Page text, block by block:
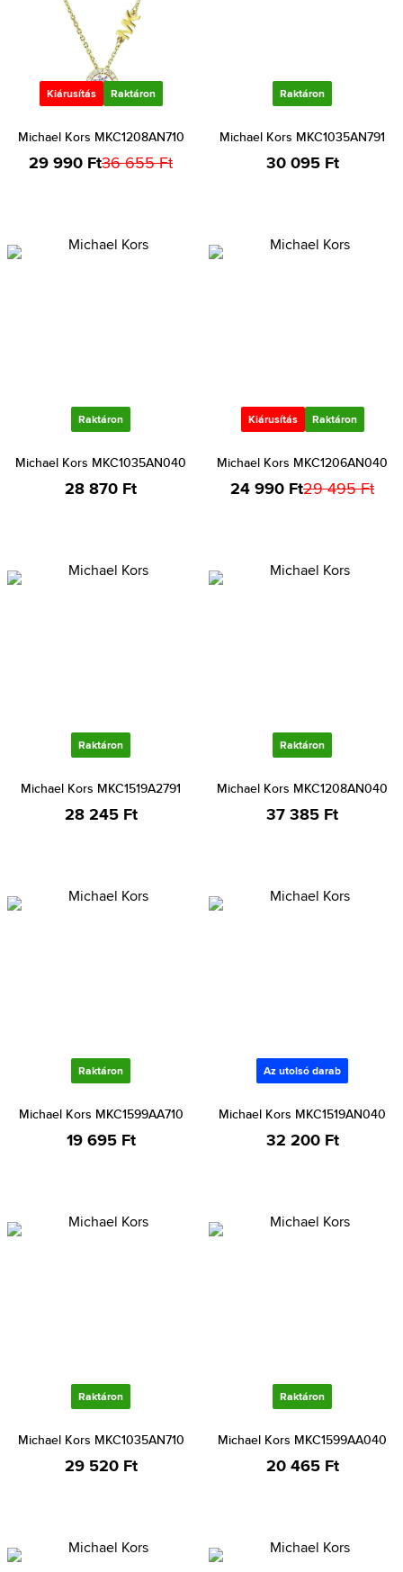
Kiárusítás Raktáron
Michael Kors MKC1208AN710
29 990 Ft36 655 Ft
Raktáron
Michael Kors MKC1035AN791
30 095 Ft
Raktáron
Michael Kors MKC1035AN040
28 870 Ft
Kiárusítás Raktáron
Michael Kors MKC1206AN040
24 990 Ft29 495 Ft
Raktáron
Michael Kors MKC1519A2791
28 245 Ft
Raktáron
Michael Kors MKC1208AN040
37 385 Ft
Raktáron
Michael Kors MKC1599AA710
19 695 Ft
Az utolsó darab
Michael Kors MKC1519AN040
32 200 Ft
Raktáron
Michael Kors MKC1035AN710
29 520 Ft
Raktáron
Michael Kors MKC1599AA040
20 465 Ft